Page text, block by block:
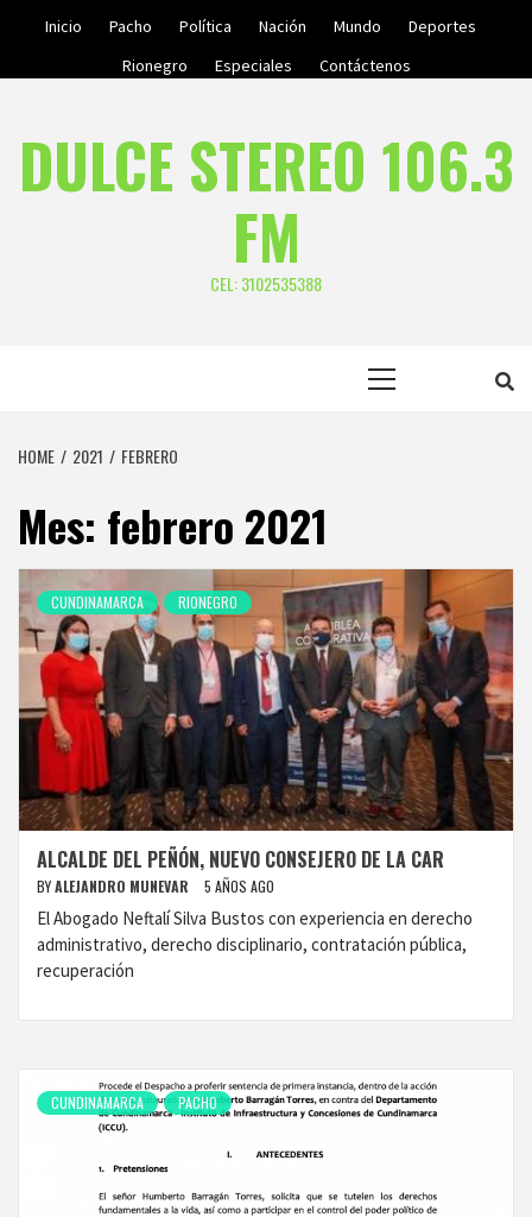
Inicio Pacho Política Nación Mundo
Deportes
Rionegro
Especiales Contáctenos
DULCE STEREO 106.3
FM
CEL: 3102535388
HOME 2021 FEBRERO
Mes: febrero 2021
CUNDINAMARCA RIONEGRO
ALCALDE DEL PEÑÓN, NUEVO CONSEJERO DE LA CAR
BYALEJANDRO MUNEVAR 5 AÑOS AGO
El Abogado Neftalí Silva Bustos con experiencia en derecho
administrativo, derecho disciplinario, contratación pública,
recuperación
CUNDINAMARCA PACHO